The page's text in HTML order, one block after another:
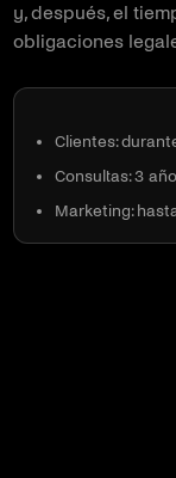
y, después, el
obligaciones
Clientes:
Consultas: 3
Marketing: